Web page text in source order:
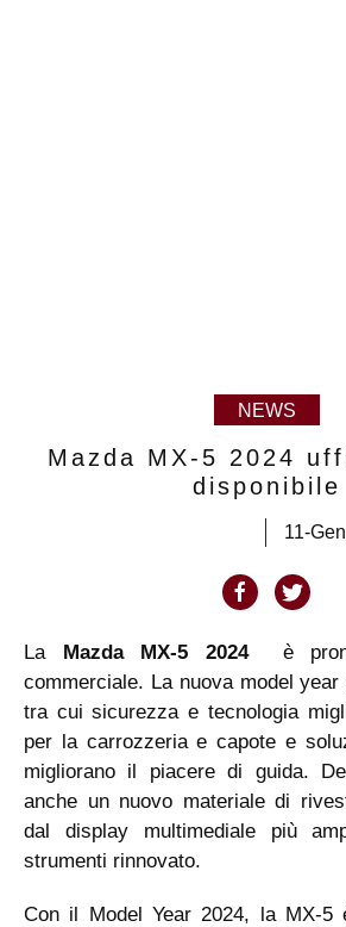
NEWS
Mazda MX-5 2024
disponibile
11-
La Mazda MX-5 2024è
commerciale. La nuova model
tra cui sicurezza e tecnologia
per la carrozzeria e capote e
migliorano il piacere di guida.
anche un nuovo materiale di
dal display multimediale più
strumenti rinnovato.
Con il Model Year 2024, la MX-5